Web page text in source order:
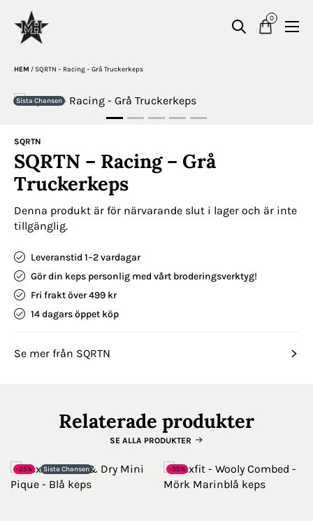
0
HEM /SQRTN – Racing – Grå Truckerkeps
Sista Chansen
SQRTN
SQRTN – Racing – Grå
Truckerkeps
Denna produkt är för närvarande slut i lager och är inte
tillgänglig.
Leveranstid 1–2 vardagar
Gör din keps personlig med vårt broderingsverktyg!
Fri frakt över 499 kr
14 dagars öppet köp
Se mer från SQRTN
Relaterade produkter
SE ALLA PRODUKTER
-25% Sista Chansen -35%